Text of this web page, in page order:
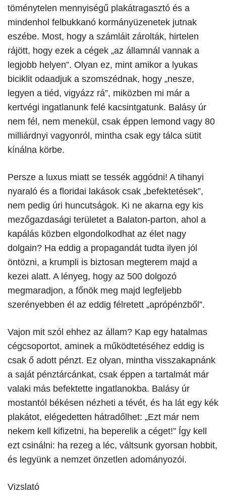
töménytelen mennyiségű plakátragasztó és a
mindenhol felbukkanó kormányüzenetek jutnak
eszébe. Most, hogy a számláit zárolták, hirtelen
rájött, hogy ezek a cégek „az államnál vannak a
legjobb helyen”. Olyan ez, mint amikor a lyukas
biciklit odaadjuk a szomszédnak, hogy „nesze,
legyen a tiéd, vigyázz rá”, miközben mi már a
kertvégi ingatlanunk felé kacsintgatunk. Balásy úr
nem fél, nem menekül, csak éppen lemond vagy 80
milliárdnyi vagyonról, mintha csak egy tálca sütit
kínálna körbe.
​Persze a luxus miatt se tessék aggódni! A tihanyi
nyaraló és a floridai lakások csak „befektetések”,
nem pedig úri huncutságok. Ki ne akarna egy kis
mezőgazdasági területet a Balaton-parton, ahol a
kapálás közben elgondolkodhat az élet nagy
dolgain? Ha eddig a propagandát tudta ilyen jól
öntözni, a krumpli is biztosan megterem majd a
kezei alatt. A lényeg, hogy az 500 dolgozó
megmaradjon, a főnök meg majd legfeljebb
szerényebben él az eddig félretett „aprópénzből”.
​Vajon mit szól ehhez az állam? Kap egy hatalmas
cégcsoportot, aminek a működtetéséhez eddig is
csak ő adott pénzt. Ez olyan, mintha visszakapnánk
a saját pénztárcánkat, csak éppen a tartalmát már
valaki más befektette ingatlanokba. Balásy úr
mostantól békésen nézheti a tévét, és ha lát egy kék
plakátot, elégedetten hátradőlhet: „Ezt már nem
nekem kell kifizetni, ha beperelik a céget!” Így kell
ezt csinálni: ha rezeg a léc, váltsunk gyorsan hobbit,
és legyünk a nemzet önzetlen adományozói.
Vizslató